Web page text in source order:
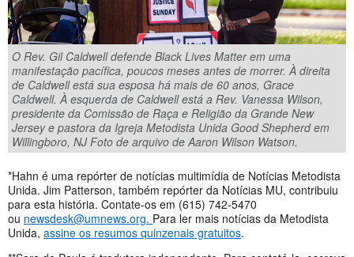
O Rev. Gil Caldwell defende Black Lives Matter em uma
manifestação pacífica, poucos meses antes de morrer. À direita
de Caldwell está sua esposa há mais de 60 anos, Grace
Caldwell. À esquerda de Caldwell está a Rev. Vanessa Wilson,
presidente da Comissão de Raça e Religião da Grande New
Jersey e pastora da Igreja Metodista Unida Good Shepherd em
Willingboro, NJ Foto de arquivo de Aaron Wilson Watson.
*Hahn é uma repórter de notícias multimídia de Notícias Metodista
Unida. Jim Patterson, também repórter da Notícias MU, contribuiu
para esta história. Contate-os em (615) 742-5470
ou newsdesk@umnews.org. Para ler mais notícias da Metodista
Unida, assine os resumos quinzenais gratuitos.